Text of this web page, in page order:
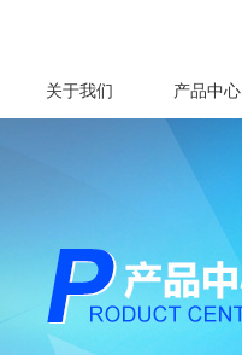
关于我们 产品中心